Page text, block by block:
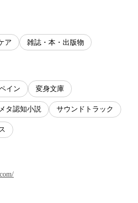
ア 雑誌・本・出版物
イン 変身文庫
メタ認知小説 サウンドトラック